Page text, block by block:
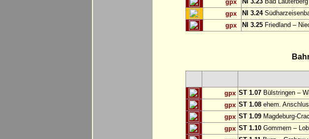
gpx
gpx
NI 3.24
gpx
NI 3.25 Friedland –
gpx ST 1.07 Bülstringen –
gpx ST 1.08 ehem.
gpx ST 1.09 Magdeburg-
gpx ST 1.10 Gommern –